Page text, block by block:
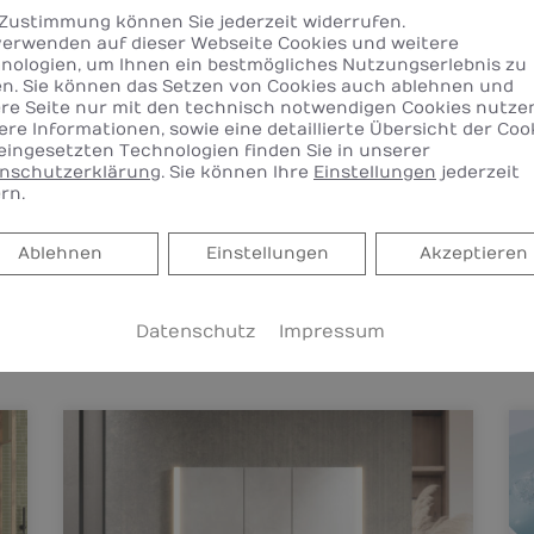
uns darauf, Sie ganz persönlich und
können Sie jederzeit widerrufen.
auf dieser Webseite Cookies und weitere
um Ihnen ein bestmögliches Nutzungserlebnis zu
Sie können das Setzen von Cookies auch ablehnen und
Seite nur mit den technisch notwendigen Cookies
Informationen, sowie eine detaillierte Übersicht der
Technologien finden Sie in unserer
. Sie können Ihre Einstellungen jederzeit
Akzeptieren
Einstellungen
Ablehnen
Ablehnen
Datenschutz Impressum